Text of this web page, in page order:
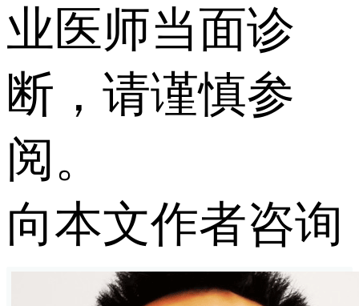
业医师当面诊
断，请谨慎参
阅。
向本文作者咨询